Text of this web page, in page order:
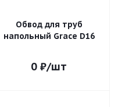
Обвод для труб
напольный Grace D16
0 ₽/шт